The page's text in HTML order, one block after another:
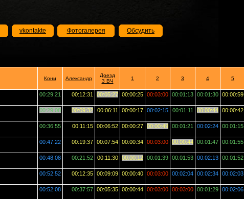
vkontakte Фотогалерея Обсудить
Кони Александр
Доезд
3 ВЧ
1 2 3 4 5
00:29:21 00:12:31 00:05:27 00:00:25 00:03:00 00:01:13 00:01:30 00:00:59
00:29:08 00:09:32 00:06:11 00:00:17 00:02:15 00:01:11 00:00:44 00:00:42
00:36:55 00:11:15 00:06:52 00:00:27 00:00:49 00:01:21 00:02:24 00:01:15
00:47:22 00:19:37 00:07:54 00:00:34 00:03:00 00:00:44 00:01:47 00:01:55
00:48:08 00:21:52 00:11:30 00:00:12 00:01:39 00:01:53 00:02:13 00:01:52
00:52:52 00:12:35 00:09:09 00:00:40 00:03:00 00:02:04 00:02:34 00:02:03
00:52:08 00:37:57 00:05:35 00:00:44 00:03:00 00:03:00 00:01:29 00:02:06